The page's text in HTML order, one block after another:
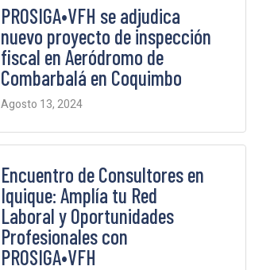
PROSIGA•VFH se adjudica
nuevo proyecto de inspección
fiscal en Aeródromo de
Combarbalá en Coquimbo
Agosto 13, 2024
Encuentro de Consultores en
Iquique: Amplía tu Red
Laboral y Oportunidades
Profesionales con
PROSIGA•VFH